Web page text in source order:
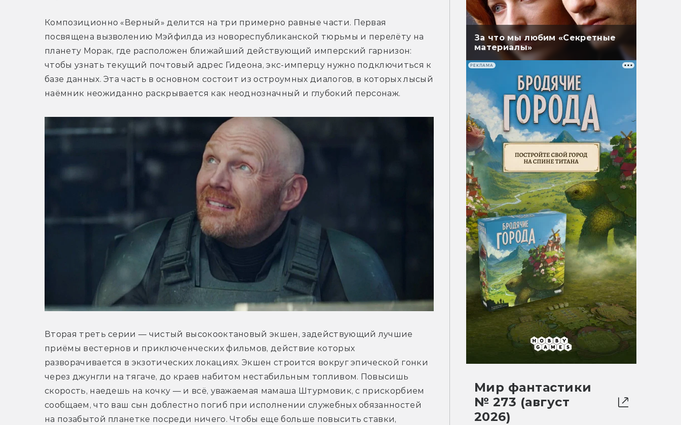
Композиционно «Верный» делится на три примерно равные части. Первая
посвящена вызволению Мэйфилда из новореспубликанской тюрьмы и перелёту на
планету Морак, где расположен ближайший действующий имперский гарнизон:
чтобы узнать текущий почтовый адрес Гидеона, экс-имперцу нужно подключиться к
базе данных. Эта часть в основном состоит из остроумных диалогов, в которых лысый
наёмник неожиданно раскрывается как неоднозначный и глубокий персонаж.
Вторая треть серии — чистый высокооктановый экшен, задействующий лучшие
приёмы вестернов и приключенческих фильмов, действие которых
разворачивается в экзотических локациях. Экшен строится вокруг эпической гонки
через джунгли на тягаче, до краев набитом нестабильным топливом. Повысишь
скорость, наедешь на кочку — и всё, уважаемая мамаша Штурмовик, с прискорбием
сообщаем, что ваш сын доблестно погиб при исполнении служебных обязанностей
на позабытой планетке посреди ничего. Чтобы еще больше повысить ставки,
За что мы любим «Секретные
материалы»
РЕКЛАМА
Мир фантастики
№ 273 (август
2026)